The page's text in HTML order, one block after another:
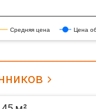
Средняя цена Цена